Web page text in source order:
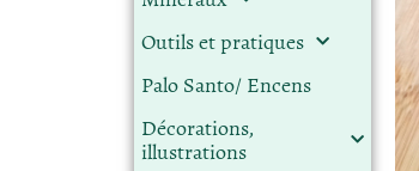
Outils et pratiques
Palo Santo/ Encens
Décorations,
illustrations